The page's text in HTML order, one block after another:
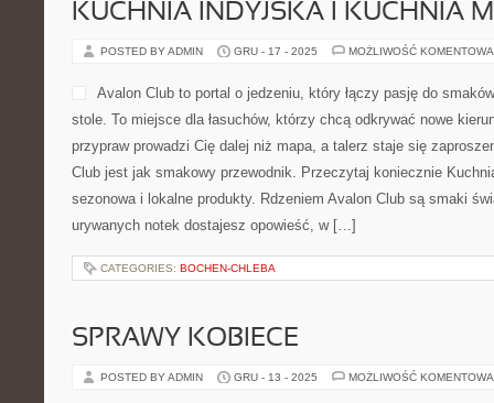
KUCHNIA INDYJSKA I KUCHNIA
POSTED BY ADMIN GRU - 17 - 2025 MOŻLIWOŚĆ
Avalon Club to portal o jedzeniu, który łączy pasję do
stole. To miejsce dla łasuchów, którzy chcą odkrywać nowe
przypraw prowadzi Cię dalej niż mapa, a talerz staje się
Club jest jak smakowy przewodnik. Przeczytaj koniecznie
sezonowa i lokalne produkty. Rdzeniem Avalon Club są smaki
urywanych notek dostajesz opowieść, w […]
CATEGORIES: BOCHEN-CHLEBA
SPRAWY KOBIECE
POSTED BY ADMIN GRU - 13 - 2025 MOŻLIWOŚĆ